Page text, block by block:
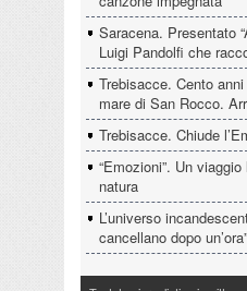
Saracena. Presentato
Luigi Pandolfi che
Trebisacce. Cento
mare di San Rocco.
Trebisacce. Chiude
“Emozioni”. Un
natura
L’universo
cancellano dopo un’ora”